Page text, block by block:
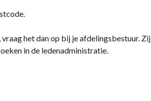
het dan op bij je afdelingsbestuur. Zij
in de ledenadministratie.